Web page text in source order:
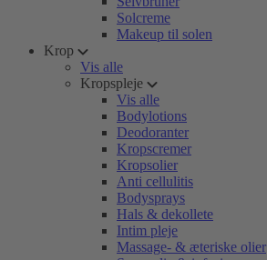
Solcreme
Makeup til solen
Krop
Vis alle
Kropspleje
Vis alle
Bodylotions
Deodoranter
Kropscremer
Kropsolier
Anti cellulitis
Bodysprays
Hals & dekollete
Intim pleje
Massage- & æteriske olier